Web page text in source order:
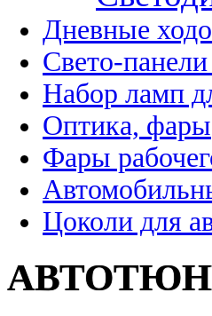
Дневные
Свето-
Набор ламп
Оптика, фары
Фары
Цоколи для